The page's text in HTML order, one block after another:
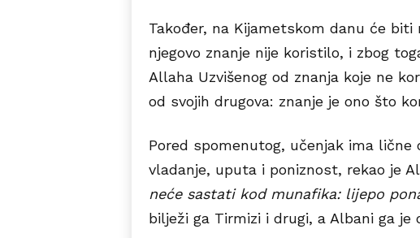
Također, na Kijametskom danu će
njegovo znanje nije koristilo, i zbog
Allaha Uzvišenog od znanja koje ne
od svojih drugova: znanje je ono što
Pored spomenutog, učenjak ima lične
vladanje, uputa i poniznost, rekao je
neće sastati kod munafika: lijepo
bilježi ga Tirmizi i drugi, a Albani ga je